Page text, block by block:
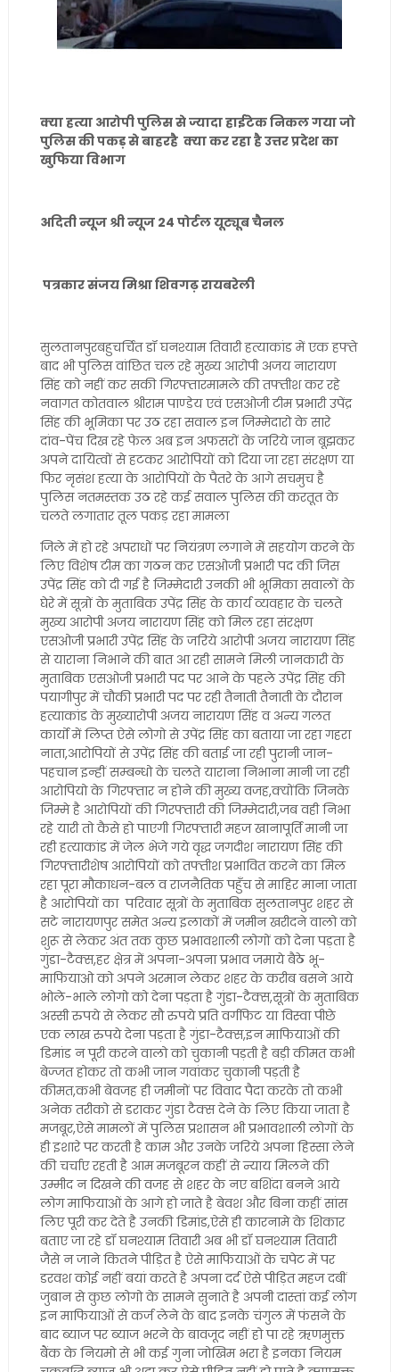
क्या हत्या आरोपी पुलिस से ज्यादा हाईटेक निकल गया जो
पुलिस की पकड़ से बाहरहै क्या कर रहा है उत्तर प्रदेश का
खुफिया विभाग
अदिती न्यूज श्री न्यूज 24 पोर्टल यूट्यूब चैनल
पत्रकार संजय मिश्रा शिवगढ़ रायबरेली
सुलतानपुरबहुचर्चित डॉ घनश्याम तिवारी हत्याकांड में एक हफ्ते
बाद भी पुलिस वांछित चल रहे मुख्य आरोपी अजय नारायण
सिंह को नहीं कर सकी गिरफ्तारमामले की तफ्तीश कर रहे
नवागत कोतवाल श्रीराम पाण्डेय एवं एसओजी टीम प्रभारी उपेंद्र
सिंह की भूमिका पर उठ रहा सवाल इन जिम्मेदारो के सारे
दांव-पेंच दिख रहे फेल अब इन अफसरों के जरिये जान बूझकर
अपने दायित्वों से हटकर आरोपियों को दिया जा रहा संरक्षण या
फिर नृसंश हत्या के आरोपियों के पैतरे के आगे सचमुच है
पुलिस नतमस्तक उठ रहे कई सवाल पुलिस की करतूत के
चलते लगातार तूल पकड़ रहा मामला
जिले में हो रहे अपराधों पर नियंत्रण लगाने में सहयोग करने के
लिए विशेष टीम का गठन कर एसओजी प्रभारी पद की जिस
उपेंद्र सिंह को दी गई है जिम्मेदारी उनकी भी भूमिका सवालों के
घेरे में सूत्रों के मुताबिक उपेंद्र सिंह के कार्य व्यवहार के चलते
मुख्य आरोपी अजय नारायण सिंह को मिल रहा संरक्षण
एसओजी प्रभारी उपेंद्र सिंह के जरिये आरोपी अजय नारायण सिंह
से याराना निभाने की बात आ रही सामने मिली जानकारी के
मुताबिक एसओजी प्रभारी पद पर आने के पहले उपेंद्र सिंह की
पयागीपुर में चौकी प्रभारी पद पर रही तैनाती तैनाती के दौरान
हत्याकांड के मुख्यारोपी अजय नारायण सिंह व अन्य गलत
कार्यो में लिप्त ऐसे लोगो से उपेंद्र सिंह का बताया जा रहा गहरा
नाता,आरोपियों से उपेंद्र सिंह की बताई जा रही पुरानी जान-
पहचान इन्हीं सम्बन्धो के चलते याराना निभाना मानी जा रही
आरोपियो के गिरफ्तार न होने की मुख्य वजह,क्योंकि जिनके
जिम्मे है आरोपियों की गिरफ्तारी की जिम्मेदारी,जब वही निभा
रहे यारी तो कैसे हो पाएगी गिरफ्तारी महज खानापूर्ति मानी जा
रही हत्याकांड में जेल भेजे गये वृद्ध जगदीश नारायण सिंह की
गिरफ्तारीशेष आरोपियों को तफ्तीश प्रभावित करने का मिल
रहा पूरा मौकाधन-बल व राजनैतिक पहुँच से माहिर माना जाता
है आरोपियों का परिवार सूत्रों के मुताबिक सुलतानपुर शहर से
सटे नारायणपुर समेत अन्य इलाकों में जमीन खरीदने वालो को
शुरू से लेकर अंत तक कुछ प्रभावशाली लोगों को देना पड़ता है
गुंडा-टैक्स,हर क्षेत्र में अपना-अपना प्रभाव जमाये बैठे भू-
माफियाओ को अपने अरमान लेकर शहर के करीब बसने आये
भोले-भाले लोगो को देना पड़ता है गुंडा-टैक्स,सूत्रों के मुताबिक
अस्सी रुपये से लेकर सौ रुपये प्रति वर्गफिट या विस्वा पीछे
एक लाख रुपये देना पड़ता है गुंडा-टैक्स,इन माफियाओं की
डिमांड न पूरी करने वालो को चुकानी पड़ती है बड़ी कीमत कभी
बेज्जत होकर तो कभी जान गवांकर चुकानी पड़ती है
कीमत,कभी बेवजह ही जमीनों पर विवाद पैदा करके तो कभी
अनेक तरीको से डराकर गुंडा टैक्स देने के लिए किया जाता है
मजबूर,ऐसे मामलों में पुलिस प्रशासन भी प्रभावशाली लोगों के
ही इशारे पर करती है काम और उनके जरिये अपना हिस्सा लेने
की चर्चाए रहती है आम मजबूरन कहीं से न्याय मिलने की
उम्मीद न दिखने की वजह से शहर के नए बशिंदा बनने आये
लोग माफियाओं के आगे हो जाते है बेवश और बिना कहीं सांस
लिए पूरी कर देते है उनकी डिमांड,ऐसे ही कारनामे के शिकार
बताए जा रहे डॉ घनश्याम तिवारी अब भी डॉ घनश्याम तिवारी
जैसे न जाने कितने पीड़ित है ऐसे माफियाओं के चपेट में पर
डरवश कोई नहीं बयां करते है अपना दर्द ऐसे पीड़ित महज दबीं
जुबान से कुछ लोगो के सामने सुनाते है अपनी दास्तां कई लोग
इन माफियाओं से कर्ज लेने के बाद इनके चंगुल में फंसने के
बाद ब्याज पर ब्याज भरने के बावजूद नहीं हो पा रहे ऋणमुक्त
बैंक के नियमो से भी कई गुना जोखिम भरा है इनका नियम